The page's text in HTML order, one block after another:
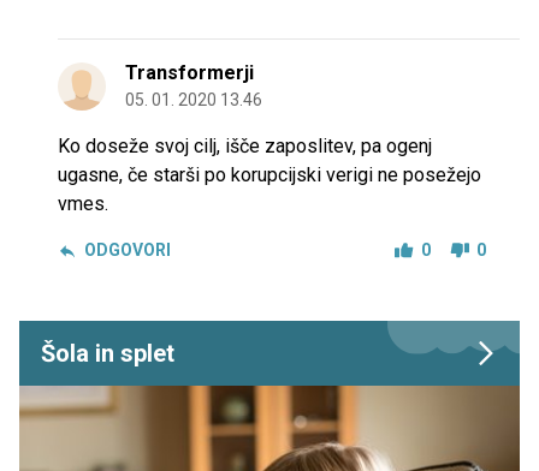
Transformerji
05. 01. 2020 13.46
Ko doseže svoj cilj, išče zaposlitev, pa ogenj
ugasne, če starši po korupcijski verigi ne posežejo
vmes.
ODGOVORI 0 0
Šola in splet